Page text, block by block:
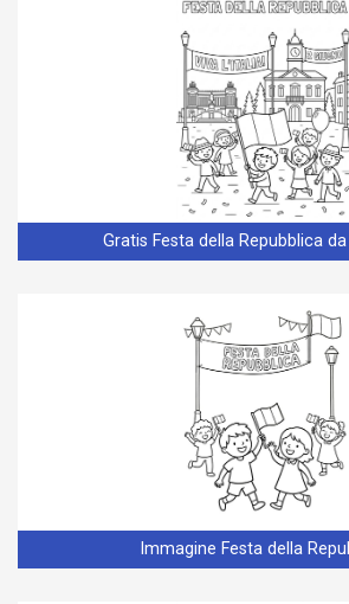
Gratis Festa della Repubblica
Immagine Festa della